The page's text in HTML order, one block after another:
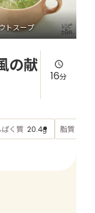
トスープ
の献
16分
ぱく質 20.4g 脂質